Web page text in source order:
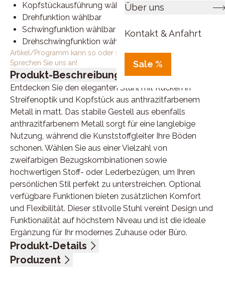
Über uns
Kontakt & Anfahrt
Sale %
Kopfstückausführung wählbar
Drehfunktion wählbar
Schwingfunktion wählbar
Drehschwingfunktion wählbar
Artikel/Programm kann so oder so ähnlich bestellt werden.
Sprechen Sie uns an!
Produkt-Beschreibung
Entdecken Sie den eleganten Stuhl mit Rücken in
Streifenoptik und Kopfstück aus anthrazitfarbenem
Metall in matt. Das stabile Gestell aus ebenfalls
anthrazitfarbenem Metall sorgt für eine langlebige
Nutzung, während die Kunststoffgleiter Ihre Böden
schonen. Wählen Sie aus einer Vielzahl von
zweifarbigen Bezugskombinationen sowie
hochwertigen Stoff- oder Lederbezügen, um Ihren
persönlichen Stil perfekt zu unterstreichen. Optional
verfügbare Funktionen bieten zusätzlichen Komfort
und Flexibilität. Dieser stilvolle Stuhl vereint Design und
Funktionalität auf höchstem Niveau und ist die ideale
Ergänzung für Ihr modernes Zuhause oder Büro.
Produkt-Details
Textilgeflecht, Webstoff, 70% Schurwolle, 30%
Produzent